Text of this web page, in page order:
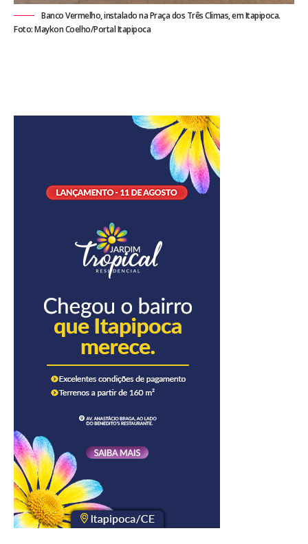
Banco Vermelho, instalado na Praça dos Três Climas, em Itapipoca.
Foto: Maykon Coelho/Portal Itapipoca